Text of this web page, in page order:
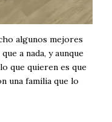
algunos mejores
a nada, y aunque
que quieren es que
una familia que lo